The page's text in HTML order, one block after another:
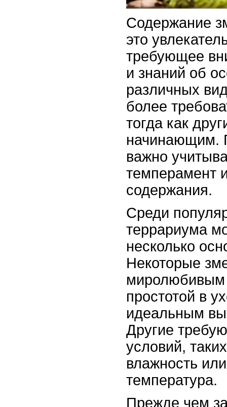
Содержание
это
требующее
и знаний об
различных
более
тогда как
начинающим.
важно
темперамент
содержания.
Среди
террариума
несколько
Некоторые
миролюбивым
простотой в
идеальным
Другие
условий,
влажность
температура.
Прежде чем